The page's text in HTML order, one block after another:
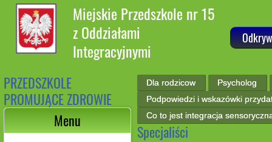
Miejskie Przedszkole nr 15
z Oddziałami
Integracyjnymi
PRZEDSZKOLE
PROMUJĄCE ZDROWIE
Menu
Dla rodzicow
Psycholog
Podpowiedzi i wskazówki
Co to jest integracja
Specjaliści